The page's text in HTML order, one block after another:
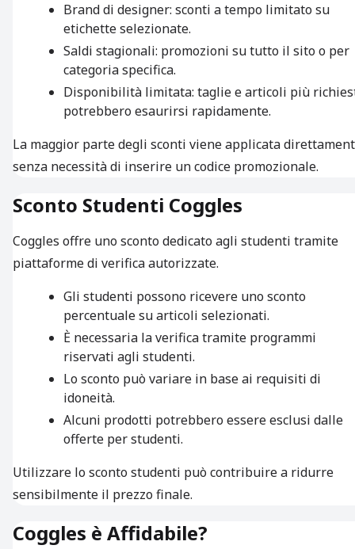
Brand di designer: sconti a tempo limitato su
etichette selezionate.
Saldi stagionali: promozioni su tutto il sito o per
categoria specifica.
Disponibilità limitata: taglie e articoli più
potrebbero esaurirsi rapidamente.
La maggior parte degli sconti viene applicata
senza necessità di inserire un codice promozionale.
Sconto Studenti Coggles
Coggles offre uno sconto dedicato agli studenti tramite
piattaforme di verifica autorizzate.
Gli studenti possono ricevere uno sconto
percentuale su articoli selezionati.
È necessaria la verifica tramite programmi
riservati agli studenti.
Lo sconto può variare in base ai requisiti di
idoneità.
Alcuni prodotti potrebbero essere esclusi dalle
offerte per studenti.
Utilizzare lo sconto studenti può contribuire a ridurre
sensibilmente il prezzo finale.
Coggles è Affidabile?